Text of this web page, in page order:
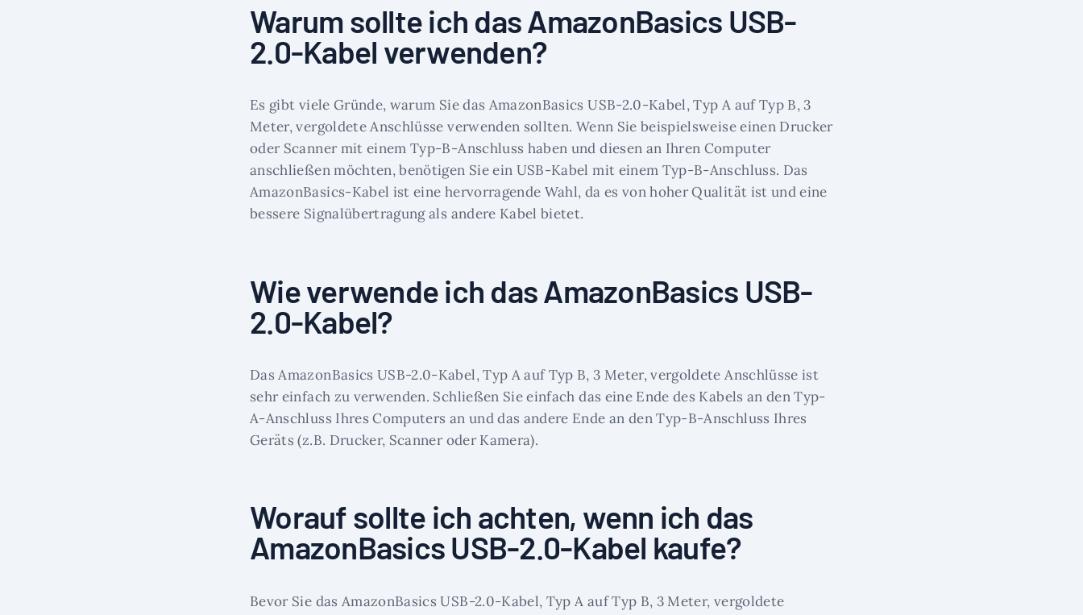
Warum sollte ich das AmazonBasics USB-
2.0-Kabel verwenden?
Es gibt viele Gründe, warum Sie das AmazonBasics USB-2.0-Kabel, Typ A auf Typ B, 3
Meter, vergoldete Anschlüsse verwenden sollten. Wenn Sie beispielsweise einen Drucker
oder Scanner mit einem Typ-B-Anschluss haben und diesen an Ihren Computer
anschließen möchten, benötigen Sie ein USB-Kabel mit einem Typ-B-Anschluss. Das
AmazonBasics-Kabel ist eine hervorragende Wahl, da es von hoher Qualität ist und eine
bessere Signalübertragung als andere Kabel bietet.
Wie verwende ich das AmazonBasics USB-
2.0-Kabel?
Das AmazonBasics USB-2.0-Kabel, Typ A auf Typ B, 3 Meter, vergoldete Anschlüsse ist
sehr einfach zu verwenden. Schließen Sie einfach das eine Ende des Kabels an den Typ-
A-Anschluss Ihres Computers an und das andere Ende an den Typ-B-Anschluss Ihres
Geräts (z.B. Drucker, Scanner oder Kamera).
Worauf sollte ich achten, wenn ich das
AmazonBasics USB-2.0-Kabel kaufe?
Bevor Sie das AmazonBasics USB-2.0-Kabel, Typ A auf Typ B, 3 Meter, vergoldete